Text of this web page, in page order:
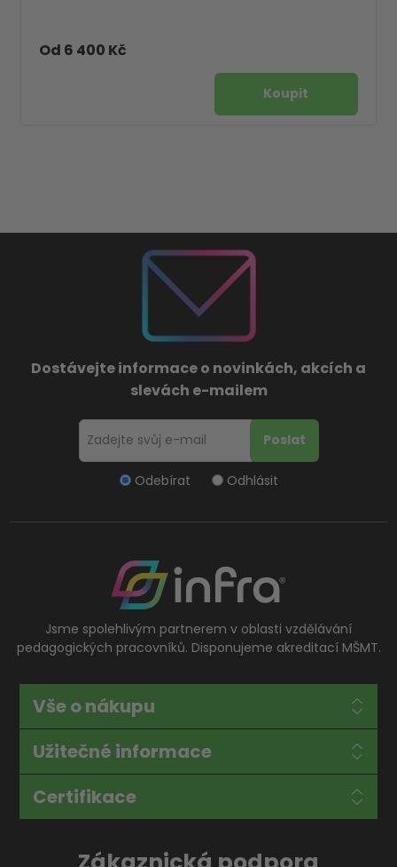
Od 6 400 Kč
Dostávejte informace o novinkách, akcích a
slevách e-mailem
Odebírat Odhlásit
Jsme spolehlivým partnerem v oblasti vzdělávání
pedagogických pracovníků. Disponujeme akreditací MŠMT.
Vše o nákupu
Užitečné informace
Certifikace